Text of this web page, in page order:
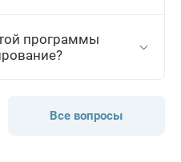
программы
Все вопросы